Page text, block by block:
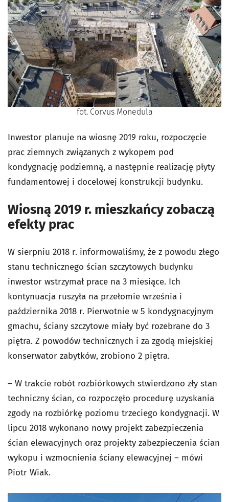
fot. Corvus Monedula
Inwestor planuje na wiosnę 2019 roku, rozpoczęcie
prac ziemnych związanych z wykopem pod
kondygnację podziemną, a następnie realizację płyty
fundamentowej i docelowej konstrukcji budynku.
Wiosną 2019 r. mieszkańcy zobaczą
efekty prac
W sierpniu 2018 r. informowaliśmy, że z powodu złego
stanu technicznego ścian szczytowych budynku
inwestor wstrzymał prace na 3 miesiące. Ich
kontynuacja ruszyła na przełomie września i
października 2018 r. Pierwotnie w 5 kondygnacyjnym
gmachu, ściany szczytowe miały być rozebrane do 3
piętra. Z powodów technicznych i za zgodą miejskiej
konserwator zabytków, zrobiono 2 piętra.
– W trakcie robót rozbiórkowych stwierdzono zły stan
techniczny ścian, co rozpoczęło procedurę uzyskania
zgody na rozbiórkę poziomu trzeciego kondygnacji. W
lipcu 2018 wykonano nowy projekt zabezpieczenia
ścian elewacyjnych oraz projekty zabezpieczenia ścian
wykopu i wzmocnienia ściany elewacyjnej – mówi
Piotr Wiak.